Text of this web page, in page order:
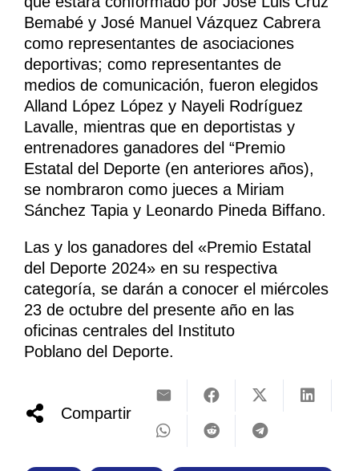
Bemabé y José Manuel Vázquez Cabrera
como representantes de asociaciones
deportivas; como representantes de
medios de comunicación, fueron elegidos
Alland López López y Nayeli Rodríguez
Lavalle, mientras que en deportistas y
entrenadores ganadores del “Premio
Estatal del Deporte (en anteriores años),
se nombraron como jueces a Miriam
Sánchez Tapia y Leonardo Pineda Biffano.
Las y los ganadores del «Premio Estatal
del Deporte 2024» en su respectiva
categoría, se darán a conocer el miércoles
23 de octubre del presente año en las
oficinas centrales del Instituto
Poblano del Deporte.
Compartir